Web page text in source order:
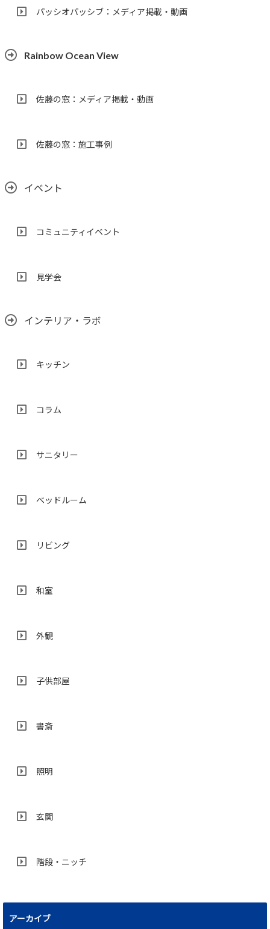
パッシオパッシブ：メディア掲載・動画
Rainbow Ocean View
佐藤の窓：メディア掲載・動画
佐藤の窓：施工事例
イベント
コミュニティイベント
見学会
インテリア・ラボ
キッチン
コラム
サニタリー
ベッドルーム
リビング
和室
外観
子供部屋
書斎
照明
玄関
階段・ニッチ
アーカイブ